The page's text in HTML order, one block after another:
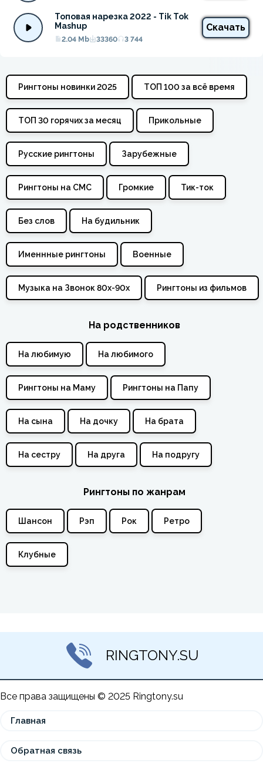
Топовая нарезка 2022 - Tik Tok
Mashup
2.04 Mb 33360 3 744
Скачать
Рингтоны новинки 2025 ТОП 100 за всё время
ТОП 30 горячих за месяц Прикольные
Русские рингтоны Зарубежные
Рингтоны на СМС Громкие Тик-ток
Без слов На будильник
Именнные рингтоны Военные
Музыка на Звонок 80х-90х Рингтоны из фильмов
На родственников
На любимую На любимого
Рингтоны на Маму Рингтоны на Папу
На сына На дочку На брата
На сестру На друга На подругу
Рингтоны по жанрам
Шансон Рэп Рок Ретро
Клубные
RINGTONY.SU
Все права защищены © 2025 Ringtony.su
Главная
Обратная связь